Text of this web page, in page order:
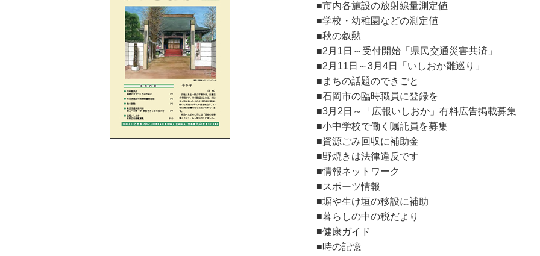
■市内各施設の放射線量測定値
■学校・幼稚園などの測定値
■秋の叙勲
■2月1日～受付開始「県民交通災害共済」
■2月11日～3月4日「いしおか雛巡り」
■まちの話題のできごと
■石岡市の臨時職員に登録を
■3月2日～「広報いしおか」有料広告掲載募集
■小中学校で働く嘱託員を募集
■資源ごみ回収に補助金
■野焼きは法律違反です
■情報ネットワーク
■スポーツ情報
■塀や生け垣の移設に補助
■暮らしの中の税だより
■健康ガイド
■時の記憶